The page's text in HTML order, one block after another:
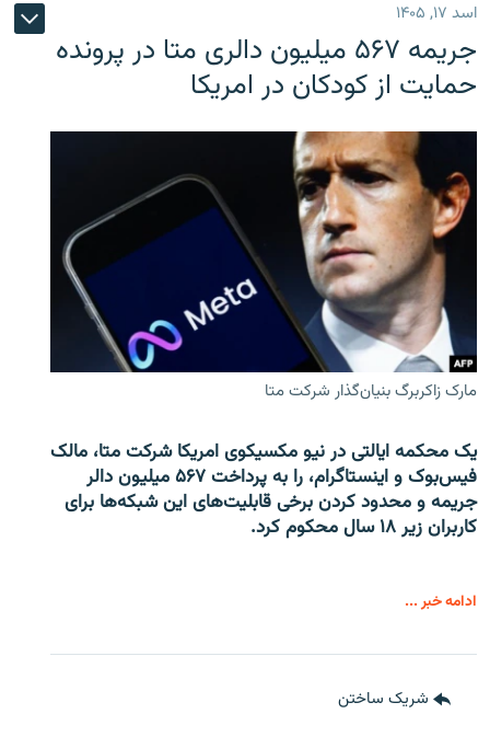
اسد ۱۷, ۱۴۰۵
جریمه ۵۶۷ میلیون دالری متا در پرونده
حمایت از کودکان در امریکا
مارک زاکربرگ بنیان‌گذار شرکت متا
یک محکمه ایالتی در نیو مکسیکوی امریکا شرکت متا، مالک
فیس‌بوک و اینستاگرام، را به پرداخت ۵۶۷ میلیون دالر
جریمه و محدود کردن برخی قابلیت‌های این شبکه‌ها برای
کاربران زیر ۱۸ سال محکوم کرد.
ادامه خبر ...
شریک ساختن